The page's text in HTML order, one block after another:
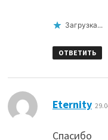
Загрузка...
ОТВЕТИТЬ
Eternity:
Спасибо